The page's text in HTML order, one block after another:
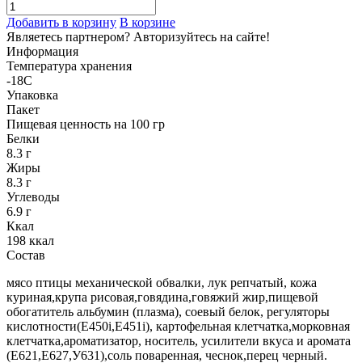
Добавить в корзину В корзине
Являетесь партнером? Авторизуйтесь на сайте!
Информация
Температура хранения
-18С
Упаковка
Пакет
Пищевая ценность на 100 гр
Белки
8.3 г
Жиры
8.3 г
Углеводы
6.9 г
Ккал
198 ккал
Состав
мясо птицы механической обвалки, лук репчатый, кожа
куриная,крупа рисовая,говядина,говяжий жир,пищевой
обогатитель альбумин (плазма), соевый белок, регуляторы
кислотности(Е450i,Е451i), картофельная клетчатка,морковная
клетчатка,ароматизатор, носитель, усилители вкуса и аромата
(Е621,Е627,У631),соль поваренная, чеснок,перец черный.